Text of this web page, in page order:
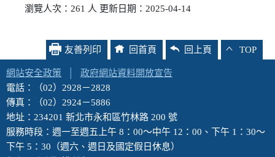
瀏覽人次：261 人 更新日期：2025-04-14
友善列印 回首頁 回上頁 TOP
網站安全政策
政府網站資料開放宣告
電話：（02）2928－2828
傳真：（02）2924－5886
地址：234201 新北市永和區竹林路 200 號
服務時段：週一至週五上午 8：00～中午 12：00、下午 1：30～
下午 5：30（週六、週日及國定假日休息）